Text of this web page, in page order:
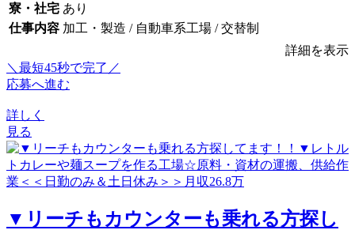
寮・社宅 あり
仕事内容 加工・製造 / 自動車系工場 / 交替制
詳細を表示
＼最短45秒で完了／
応募へ進む
詳しく
見る
▼リーチもカウンターも乗れる方探し